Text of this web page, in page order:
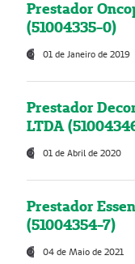
Prestador
(51004335-0)
01 de Janeiro de 2019
Prestador
LTDA
01 de Abril de 2020
Prestador
(51004354-7)
04 de Maio de 2021